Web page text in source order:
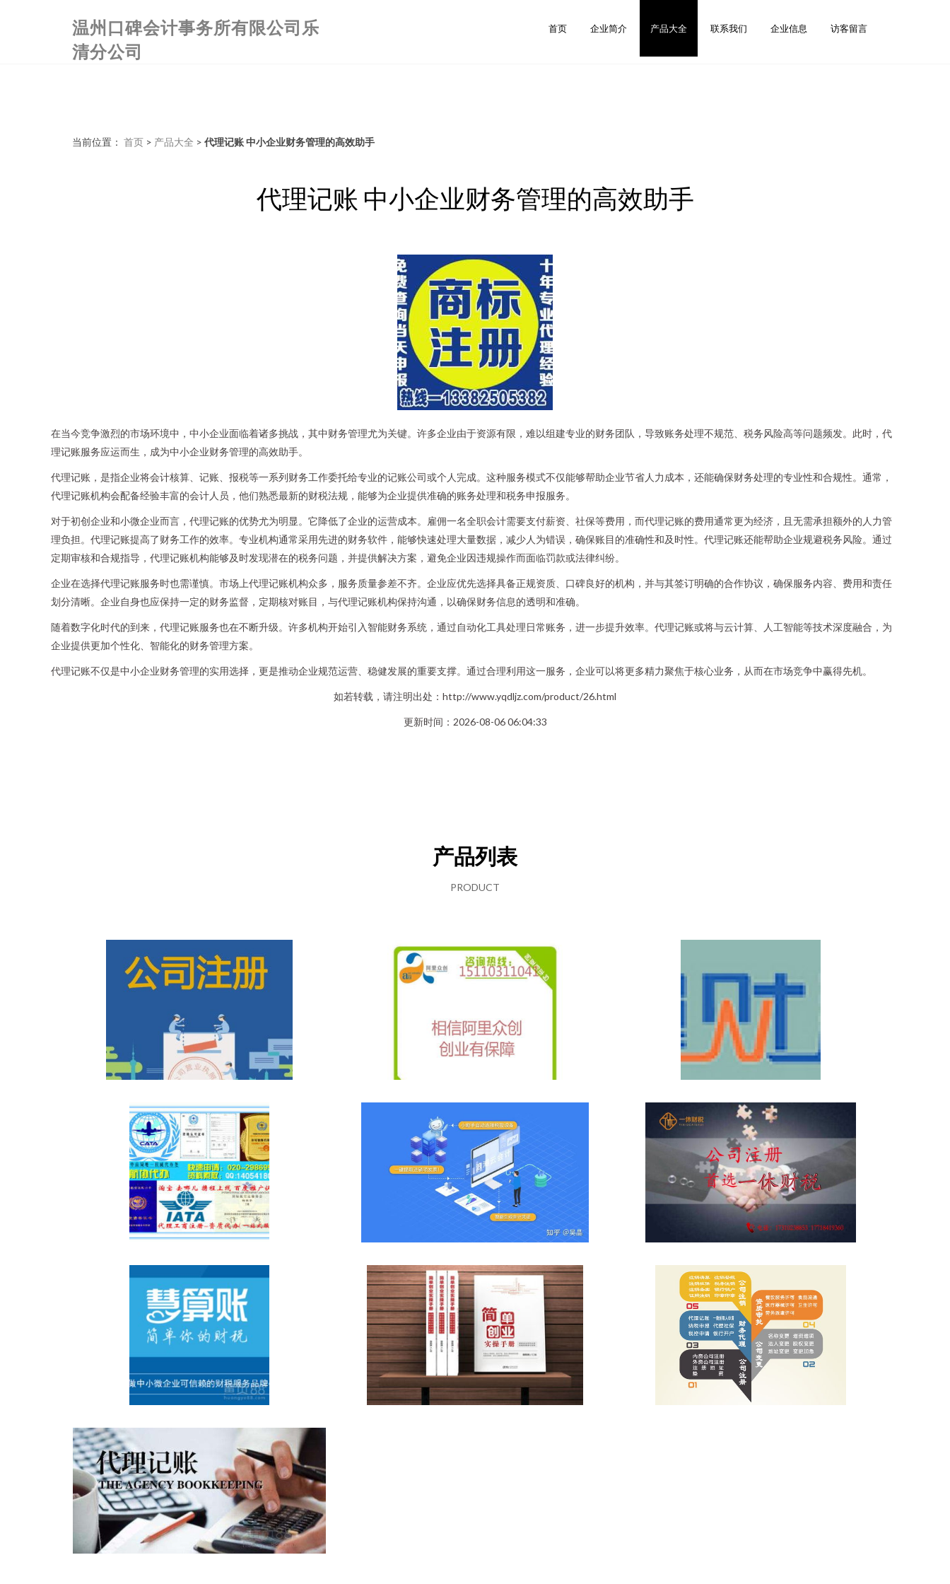
温州口碑会计事务所有限公司乐
清分公司
首页 企业简介 产品大全 联系我们 企业信息 访客留言
当前位置： 首页 > 产品大全 > 代理记账 中小企业财务管理的高效助手
代理记账 中小企业财务管理的高效助手
在当今竞争激烈的市场环境中，中小企业面临着诸多挑战，其中财务管理尤为关键。许多企业由于资源有限，难以组建专业的财务团队，导致账务处理不规范、税务风险高等问题频发。此时，代
理记账服务应运而生，成为中小企业财务管理的高效助手。
代理记账，是指企业将会计核算、记账、报税等一系列财务工作委托给专业的记账公司或个人完成。这种服务模式不仅能够帮助企业节省人力成本，还能确保财务处理的专业性和合规性。通常，
代理记账机构会配备经验丰富的会计人员，他们熟悉最新的财税法规，能够为企业提供准确的账务处理和税务申报服务。
对于初创企业和小微企业而言，代理记账的优势尤为明显。它降低了企业的运营成本。雇佣一名全职会计需要支付薪资、社保等费用，而代理记账的费用通常更为经济，且无需承担额外的人力管
理负担。代理记账提高了财务工作的效率。专业机构通常采用先进的财务软件，能够快速处理大量数据，减少人为错误，确保账目的准确性和及时性。代理记账还能帮助企业规避税务风险。通过
定期审核和合规指导，代理记账机构能够及时发现潜在的税务问题，并提供解决方案，避免企业因违规操作而面临罚款或法律纠纷。
企业在选择代理记账服务时也需谨慎。市场上代理记账机构众多，服务质量参差不齐。企业应优先选择具备正规资质、口碑良好的机构，并与其签订明确的合作协议，确保服务内容、费用和责任
划分清晰。企业自身也应保持一定的财务监督，定期核对账目，与代理记账机构保持沟通，以确保财务信息的透明和准确。
随着数字化时代的到来，代理记账服务也在不断升级。许多机构开始引入智能财务系统，通过自动化工具处理日常账务，进一步提升效率。代理记账或将与云计算、人工智能等技术深度融合，为
企业提供更加个性化、智能化的财务管理方案。
代理记账不仅是中小企业财务管理的实用选择，更是推动企业规范运营、稳健发展的重要支撑。通过合理利用这一服务，企业可以将更多精力聚焦于核心业务，从而在市场竞争中赢得先机。
如若转载，请注明出处：http://www.yqdljz.com/product/26.html
更新时间：2026-08-06 06:04:33
产品列表
PRODUCT